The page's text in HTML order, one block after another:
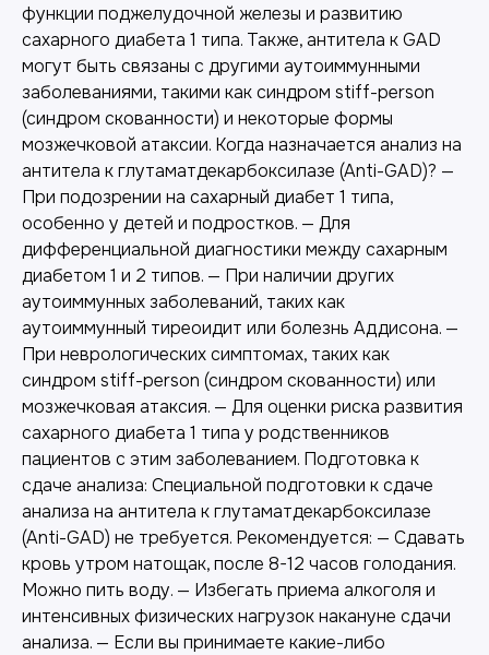
функции поджелудочной железы и развитию
сахарного диабета 1 типа. Также, антитела к GAD
могут быть связаны с другими аутоиммунными
заболеваниями, такими как синдром stiff-person
(синдром скованности) и некоторые формы
мозжечковой атаксии. Когда назначается анализ на
антитела к глутаматдекарбоксилазе (Anti-GAD)? —
При подозрении на сахарный диабет 1 типа,
особенно у детей и подростков. — Для
дифференциальной диагностики между сахарным
диабетом 1 и 2 типов. — При наличии других
аутоиммунных заболеваний, таких как
аутоиммунный тиреоидит или болезнь Аддисона. —
При неврологических симптомах, таких как
синдром stiff-person (синдром скованности) или
мозжечковая атаксия. — Для оценки риска развития
сахарного диабета 1 типа у родственников
пациентов с этим заболеванием. Подготовка к
сдаче анализа: Специальной подготовки к сдаче
анализа на антитела к глутаматдекарбоксилазе
(Anti-GAD) не требуется. Рекомендуется: — Сдавать
кровь утром натощак, после 8-12 часов голодания.
Можно пить воду. — Избегать приема алкоголя и
интенсивных физических нагрузок накануне сдачи
анализа. — Если вы принимаете какие-либо